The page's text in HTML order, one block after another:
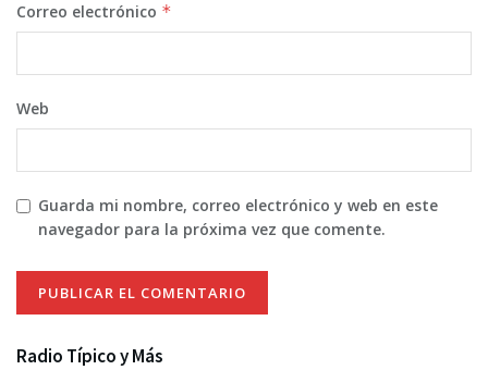
Correo electrónico *
Web
Guarda mi nombre, correo electrónico y web en este
navegador para la próxima vez que comente.
Radio Típico y Más